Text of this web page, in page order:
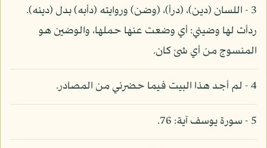
3 - اللسان (دين)، (درأ)، (وضن) وروايته (دأبه) بدل (دينه).
ردأت لها وضيني: أي وضعت عنها حملها، والوضين هو
المنسوج من أي شئ كان.
4 - لم أجد هذا البيت فيما حضرني من المصادر.
5 - سورة يوسف آية: 76.